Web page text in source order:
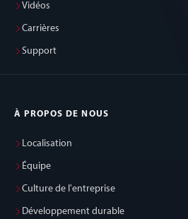
Vidéos
Carrières
Support
À PROPOS DE NOUS
Localisation
Équipe
Culture de l'entreprise
Développement durable